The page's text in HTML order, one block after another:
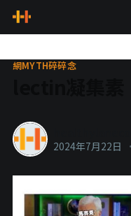
網MYTH碎碎念
2024年7月22日 •